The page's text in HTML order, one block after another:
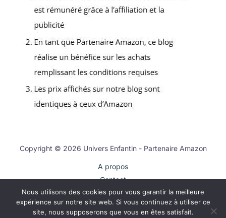
Copyright © 2026 Univers Enfantin - Partenaire Amazon
A propos
Contact
Plan du site
Mentions légales
Nous utilisons des cookies pour vous garantir la meilleure
expérience sur notre site web. Si vous continuez à utiliser ce
site, nous supposerons que vous en êtes satisfait.